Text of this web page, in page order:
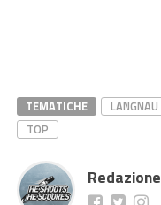
TEMATICHE LANGNAU
TOP
Redazione